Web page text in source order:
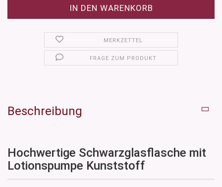
MERKZETTEL
FRAGE ZUM PRODUKT
Beschreibung
Hochwertige Schwarzglasflasche mit
Lotionspumpe Kunststoff